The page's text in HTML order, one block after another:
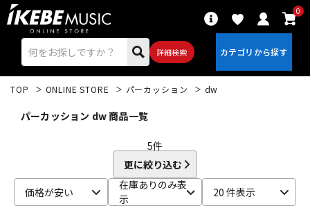
詳細検索
0
TOP ONLINE STORE パーカッション dw
パーカッション dw 商品一覧
5件
更に絞り込む
価格が安い
在庫ありのみ表
示
20 件表示